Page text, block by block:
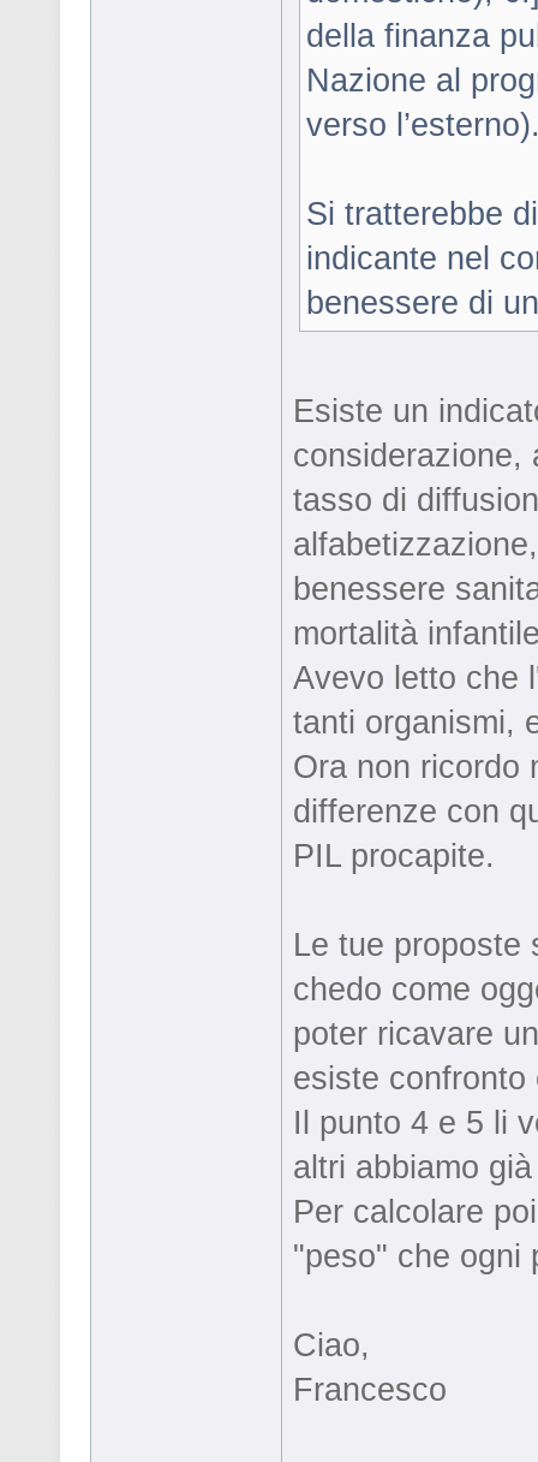
della finanza
Nazione al
verso
Si tratterebbe
indicante nel
benessere di
Esiste un
considerazione,
tasso di
benessere
mortalità
Avevo letto che
tanti organismi,
Ora non ricordo
differenze con
PIL procapite.
Le tue proposte
chedo come
poter ricavare
esiste confronto
Il punto 4 e 5 li
altri abbiamo
Per calcolare
"peso" che ogni
Ciao,
Francesco